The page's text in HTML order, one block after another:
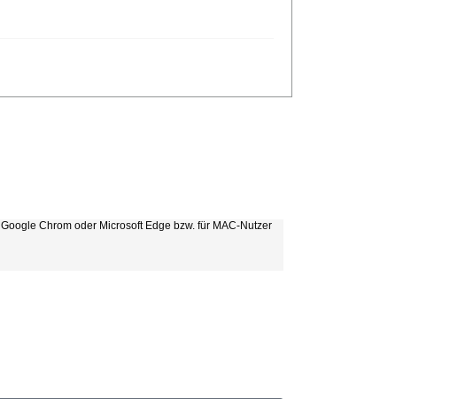
Chrom oder Microsoft Edge bzw. für MAC-Nutzer